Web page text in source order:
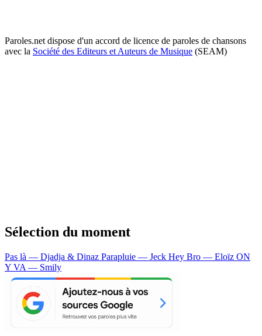
Paroles.net dispose d'un accord de licence de paroles de chansons
avec la Société des Editeurs et Auteurs de Musique (SEAM)
Sélection du moment
Pas là — Djadja & Dinaz Parapluie — Jeck Hey Bro — Eloïz ON
Y VA — Smily